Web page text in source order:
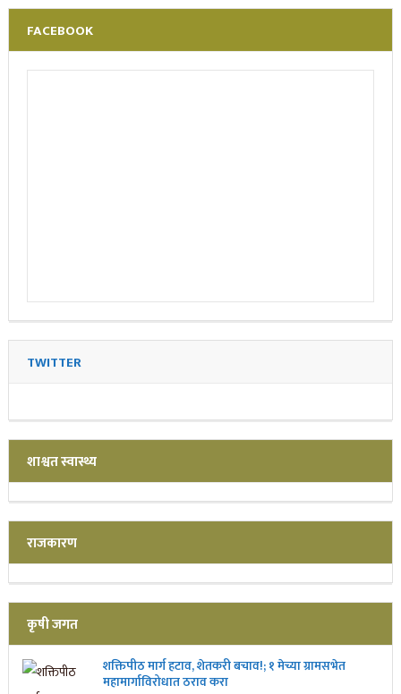
FACEBOOK
TWITTER
शाश्वत स्वास्थ्य
राजकारण
कृषी जगत
शक्तिपीठ मार्ग हटाव, शेतकरी बचाव!; १ मेच्या ग्रामसभेत
महामार्गाविरोधात ठराव करा